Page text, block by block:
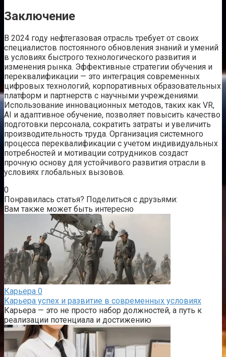
Заключение
В 2024 году нефтегазовая отрасль требует от своих
специалистов постоянного обновления знаний и умений
в условиях быстрого технологического развития и
изменения рынка. Эффективные стратегии обучения и
переквалификации — это интеграция современных
цифровых технологий, корпоративных образовательных
платформ и партнерств с научными учреждениями.
Использование инновационных методов, таких как VR,
AI и адаптивное обучение, позволяет повысить качество
подготовки персонала, сократить затраты и увеличить
производительность труда. Организация системного
процесса переквалификации с учетом индивидуальных
потребностей и мотивации сотрудников создаст
прочную основу для устойчивого развития отрасли в
условиях глобальных вызовов.
0
Понравилась статья? Поделиться с друзьями:
Вам также может быть интересно
Карьера 0
Карьера успех и развитие в современных условиях
Карьера — это не просто набор должностей, а путь к
реализации потенциала и достижению